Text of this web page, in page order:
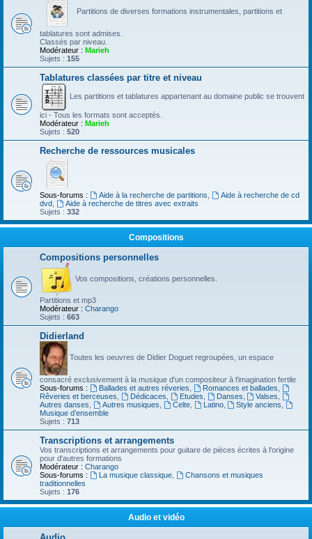
Partitions de diverses formations instrumentales, partitions et
tablatures sont admises.
Classés par niveau.
Modérateur : Marieh
Sujets : 155
Tablatures classées par titre et niveau
Les partitions et tablatures appartenant au domaine public se trouvent
ici - Tous les formats sont acceptés.
Modérateur : Marieh
Sujets : 520
Recherche de ressources musicales
Sous-forums : Aide à la recherche de partitions
Aide à recherche de cd
dvd
Aide à recherche de titres avec extraits
Sujets : 332
Compositions
Compositions personnelles
Vos compositions, créations personnelles.
Partitions et mp3
Modérateur : Charango
Sujets : 663
Didierland
Toutes les oeuvres de Didier Doguet regroupées, un espace
consacré exclusivement à la musique d'un compositeur à l'imagination fertile
Sous-forums :
Ballades et autres réveries Romances et ballades
Rêveries et berceuses
Dédicaces Etudes Danses Valses
Autres danses
Autres musiques Celte, Latino, Style anciens
Musique d’ensemble
Sujets : 713
Transcriptions et arrangements
Vos transcriptions et arrangements pour guitare de pièces écrites à l'origine
pour d'autres formations
Modérateur : Charango
Sous-forums :
La musique classique,
Chansons et musiques
traditionnelles
Sujets : 176
Audio et vidéo